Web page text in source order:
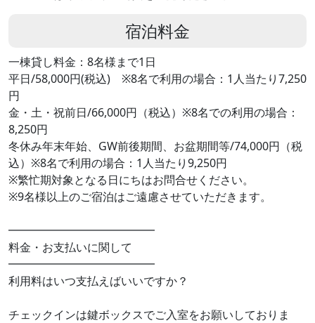
宿泊料金
一棟貸し料金：8名様まで1日
平日/58,000円(税込) ※8名で利用の場合：1人当たり7,250
円
金・土・祝前日/66,000円（税込）※8名での利用の場合：
8,250円
冬休み年末年始、GW前後期間、お盆期間等/74,000円（税
込）※8名で利用の場合：1人当たり9,250円
※繁忙期対象となる日にちはお問合せください。
※9名様以上のご宿泊はご遠慮させていただきます。
━━━━━━━━━━━━━
料金・お支払いに関して
━━━━━━━━━━━━━
利用料はいつ支払えばいいですか？
チェックインは鍵ボックスでご入室をお願いしておりま